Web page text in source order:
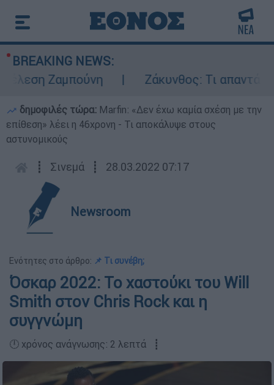
BREAKING NEWS:
Ζαμπούνη
Ζάκυνθος: Τι απαντά η
δημοφιλές τώρα: Marfin: «Δεν έχω καμία σχέση με την
επίθεση» λέει η 46χρονη - Τι αποκάλυψε στους
αστυνομικούς
┋ Σινεμά ┋ 28.03.2022 07:17
Newsroom
Ενότητες στο άρθρο: 📌 Τι συνέβη;
Όσκαρ 2022: Το χαστούκι του Will
Smith στον Chris Rock και η
συγγνώμη
🕛 χρόνος ανάγνωσης: 2 λεπτά ┋